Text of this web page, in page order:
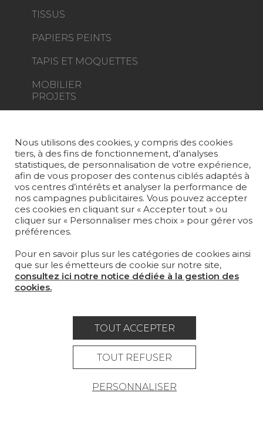
TISSUS
PAPIERS PEINTS
TAPIS ET MOQUETTES
MOBILIER
PROJETS
MAGAZINE
LA MAISON
OÙ NOUS TROUVER ?
Carrière Contact
Lexique
données
Condtions générales de vente
Espace presse
Nous utilisons des cookies, y compris des cookies
tiers, à des fins de fonctionnement, d’analyses
statistiques, de personnalisation de votre expérience,
afin de vous proposer des contenus ciblés adaptés à
vos centres d’intérêts et analyser la performance de
nos campagnes publicitaires. Vous pouvez accepter
ces cookies en cliquant sur « Accepter tout » ou
cliquer sur « Personnaliser mes choix » pour gérer vos
préférences.
Pour en savoir plus sur les catégories de cookies ainsi
que sur les émetteurs de cookie sur notre site,
consultez ici notre notice dédiée à la gestion des
cookies.
TOUT ACCEPTER
TOUT REFUSER
PERSONNALISER